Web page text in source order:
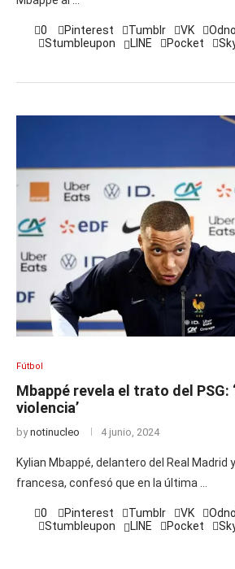
0 Pinterest Tumblr VK
Stumbleupon
LINE Pocket
Fútbol
Mbappé revela el trato del PSG:
violencia’
bynotinucleo 4 junio, 2024
Kylian Mbappé, delantero del Real Madrid
francesa, confesó que en la última …
0 Pinterest Tumblr VK
Stumbleupon
LINE Pocket